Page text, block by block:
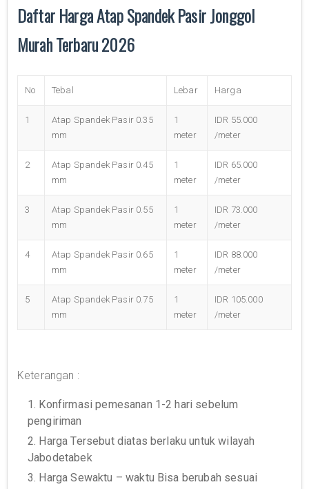
Daftar Harga Atap Spandek Pasir Jonggol
Murah Terbaru 2026
No Tebal Lebar Harga
1
Atap Spandek Pasir 0.35
mm
1
meter
IDR 55.000
/meter
2
Atap Spandek Pasir 0.45
mm
1
meter
IDR 65.000
/meter
3
Atap Spandek Pasir 0.55
mm
1
meter
IDR 73.000
/meter
4
Atap Spandek Pasir 0.65
mm
1
meter
IDR 88.000
/meter
5
Atap Spandek Pasir 0.75
mm
1
meter
IDR 105.000
/meter
Keterangan :
1. Konfirmasi pemesanan 1-2 hari sebelum
pengiriman
2. Harga Tersebut diatas berlaku untuk wilayah
Jabodetabek
3. Harga Sewaktu – waktu Bisa berubah sesuai